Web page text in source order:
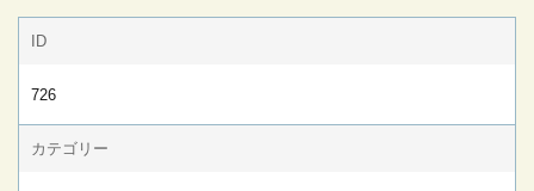
ID
726
カテゴリー